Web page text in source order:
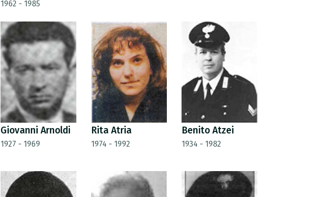
1962 - 1985
Giovanni Arnoldi
1927 - 1969
Rita Atria
1974 - 1992
Benito Atzei
1934 - 1982